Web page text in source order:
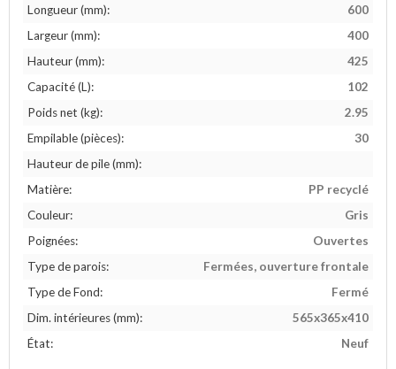
Longueur (mm):
600
Largeur (mm):
400
Hauteur (mm):
425
Capacité (L):
102
Poids net (kg):
2.95
Empilable (pièces):
30
Hauteur de pile (mm):
Matière:
PP recyclé
Couleur:
Gris
Poignées:
Ouvertes
Type de parois:
Fermées, ouverture frontale
Type de Fond:
Fermé
Dim. intérieures (mm):
565x365x410
État:
Neuf